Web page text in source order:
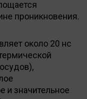
проникновения.
около 20 нс
и значительное